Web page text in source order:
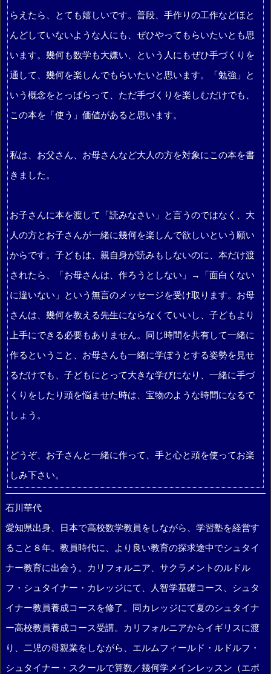
らえたら、とても嬉しいです。普段、手作りの工作などほと
んどしていないような人にも、ぜひやってもらいたいとも思
います。幾何も数学も大嫌い、という人にもぜひ手づくりを
通して、幾何を楽しんでもらいたいと思います。「勉強」と
いう概念をとっぱらって、ただ手づくりを楽しむだけでも、
この本を「使う」価値があると思います。
私は、お父さん、お母さんなど大人の方を対象にこの本を書
きました。
お子さんに本を渡して「読みなさい」と言うのではなく、大
人の方とお子さんが一緒に幾何を楽しんで欲しいという願い
からです。子どもは、親自身が読みもしないのに、本だけ渡
されたら、「お母さんは、作ろうとしない」→「面白くない
に違いない」という無言のメッセージを受け取ります。お母
さんは、幾何を教える先生にならなくていいし、子どもより
上手にできる必要もありません。同じ時間を共有して一緒に
作るということ、お母さんも一緒に学ぼうとする姿勢を見せ
るだけでも、子どもにとって大きな学びになり、一緒に手づ
くりをしたり頭を悩ませた時は、宝物のような時間になるで
しょう。
どうぞ、お子さんと一緒に作って、手と心と頭を使ってお楽
しみ下さい。
石川華代
愛知県出身、日本で高校数学教員をしながら、学習塾を経営す
ること８年。教員時代に、より良い教育の探求途中でシュタイ
ナー教育に出会う。カリフォルニア、サクラメントのルドル
フ・シュタイナー・カレッジにて、人智学基礎コース、シュタ
イナー教員養成コースを修了。同カレッジにて夏のシュタイナ
ー高校教員養成コース受講。カリフォルニアからイギリスに渡
り、二児の母親業をしながら、エルムフィールド・ルドルフ・
シュタイナー・スクールで算数／幾何学メインレッスン（エポ